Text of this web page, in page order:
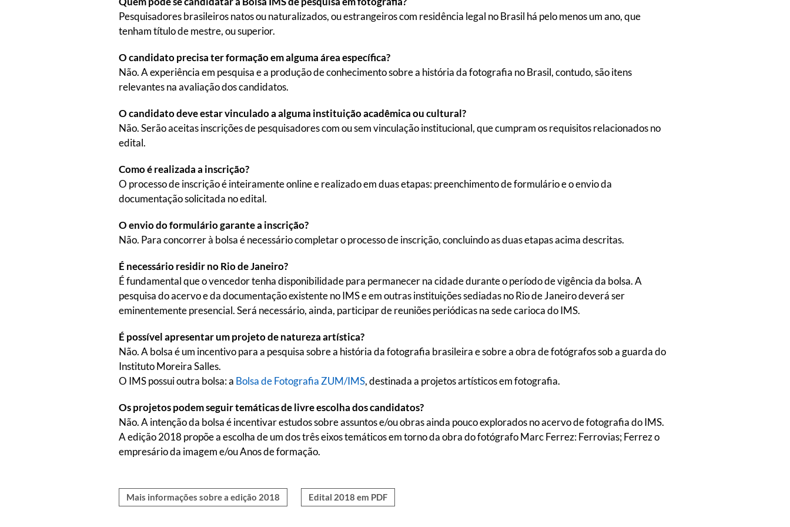
Pesquisadores brasileiros natos ou naturalizados, ou estrangeiros com residência legal no Brasil há pelo menos um ano, que
tenham título de mestre, ou superior.
O candidato precisa ter formação em alguma área específica?
Não. A experiência em pesquisa e a produção de conhecimento sobre a história da fotografia no Brasil, contudo, são itens
relevantes na avaliação dos candidatos.
O candidato deve estar vinculado a alguma instituição acadêmica ou cultural?
Não. Serão aceitas inscrições de pesquisadores com ou sem vinculação institucional, que cumpram os requisitos relacionados no
edital.
Como é realizada a inscrição?
O processo de inscrição é inteiramente online e realizado em duas etapas: preenchimento de formulário e o envio da
documentação solicitada no edital.
O envio do formulário garante a inscrição?
Não. Para concorrer à bolsa é necessário completar o processo de inscrição, concluindo as duas etapas acima descritas.
É necessário residir no Rio de Janeiro?
É fundamental que o vencedor tenha disponibilidade para permanecer na cidade durante o período de vigência da bolsa. A
pesquisa do acervo e da documentação existente no IMS e em outras instituições sediadas no Rio de Janeiro deverá ser
eminentemente presencial. Será necessário, ainda, participar de reuniões periódicas na sede carioca do IMS.
É possível apresentar um projeto de natureza artística?
Não. A bolsa é um incentivo para a pesquisa sobre a história da fotografia brasileira e sobre a obra de fotógrafos sob a guarda do
Instituto Moreira Salles.
O IMS possui outra bolsa: a Bolsa de Fotografia ZUM/IMS, destinada a projetos artísticos em fotografia.
Os projetos podem seguir temáticas de livre escolha dos candidatos?
Não. A intenção da bolsa é incentivar estudos sobre assuntos e/ou obras ainda pouco explorados no acervo de fotografia do IMS.
A edição 2018 propõe a escolha de um dos três eixos temáticos em torno da obra do fotógrafo Marc Ferrez: Ferrovias; Ferrez o
empresário da imagem e/ou Anos de formação.
Mais informações sobre a edição 2018 Edital 2018 em PDF